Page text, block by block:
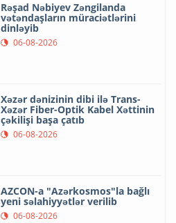
Rəşad Nəbiyev Zəngilanda
vətəndaşların müraciətlərini
dinləyib
06-08-2026
Xəzər dənizinin dibi ilə Trans-
Xəzər Fiber-Optik Kabel Xəttinin
çəkilişi başa çatıb
06-08-2026
AZCON-a "Azərkosmos"la bağlı
yeni səlahiyyətlər verilib
06-08-2026